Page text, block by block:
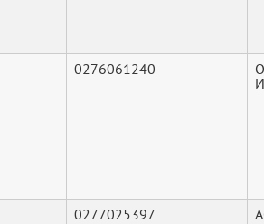
0276061240
0277025397